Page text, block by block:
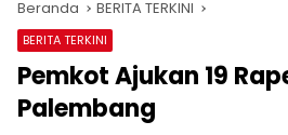
Beranda BERITA TERKINI
BERITA TERKINI
Pemkot Ajukan 19
Palembang